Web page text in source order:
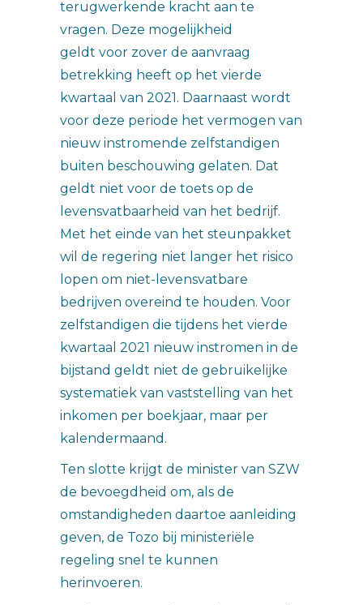
terugwerkende kracht aan te
vragen. Deze mogelijkheid
geldt voor zover de aanvraag
betrekking heeft op het vierde
kwartaal van 2021. Daarnaast wordt
voor deze periode het vermogen van
nieuw instromende zelfstandigen
buiten beschouwing gelaten. Dat
geldt niet voor de toets op de
levensvatbaarheid van het bedrijf.
Met het einde van het steunpakket
wil de regering niet langer het risico
lopen om niet-levensvatbare
bedrijven overeind te houden. Voor
zelfstandigen die tijdens het vierde
kwartaal 2021 nieuw instromen in de
bijstand geldt niet de gebruikelijke
systematiek van vaststelling van het
inkomen per boekjaar, maar per
kalendermaand.
Ten slotte krijgt de minister van SZW
de bevoegdheid om, als de
omstandigheden daartoe aanleiding
geven, de Tozo bij ministeriële
regeling snel te kunnen
herinvoeren.